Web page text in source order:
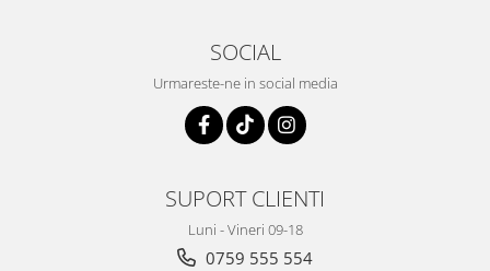
SOCIAL
Urmareste-ne in social media
SUPORT CLIENTI
Luni - Vineri 09-18
0759 555 554